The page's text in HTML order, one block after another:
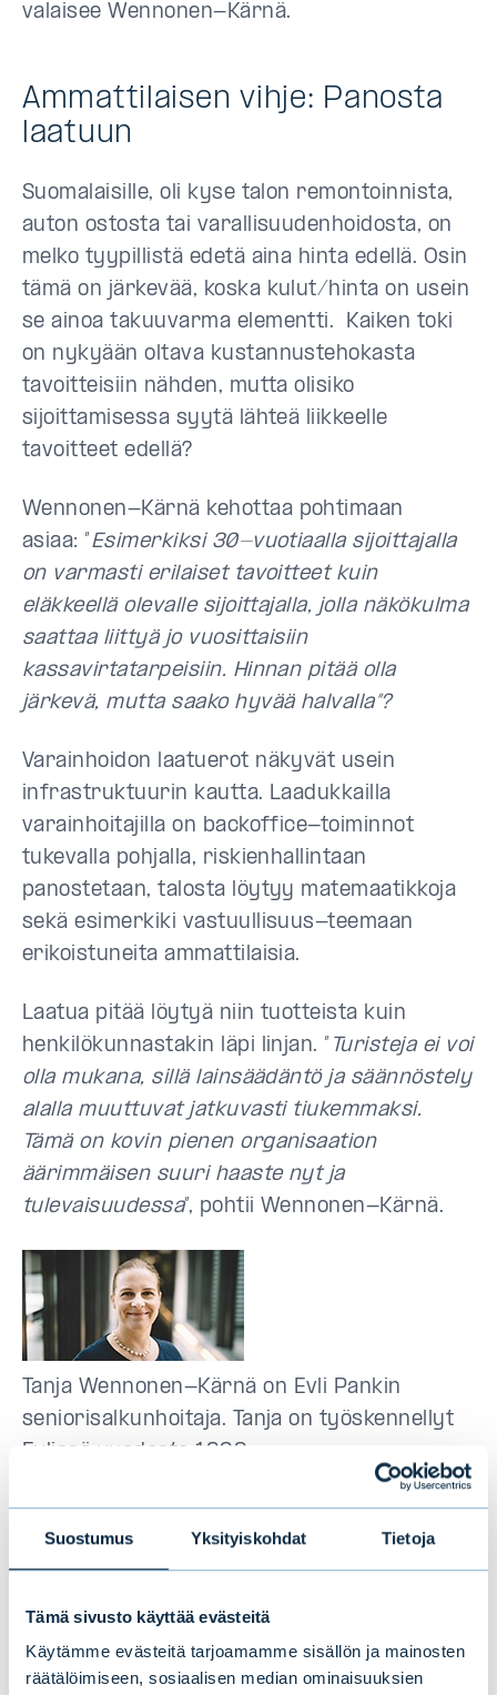
Suostumus Yksityiskohdat Tietoja
Tämä sivusto käyttää evästeitä
Käytämme evästeitä tarjoamamme sisällön ja mainosten
räätälöimiseen, sosiaalisen median ominaisuuksien
valaisee Wennonen-Kärnä.
Ammattilaisen vihje: Panosta
laatuun
Suomalaisille, oli kyse talon remontoinnista,
auton ostosta tai varallisuudenhoidosta, on
melko tyypillistä edetä aina hinta edellä. Osin
tämä on järkevää, koska kulut/hinta on usein
se ainoa takuuvarma elementti. Kaiken toki
on nykyään oltava kustannustehokasta
tavoitteisiin nähden, mutta olisiko
sijoittamisessa syytä lähteä liikkeelle
tavoitteet edellä?
Wennonen-Kärnä kehottaa pohtimaan
asiaa: ”Esimerkiksi 30-vuotiaalla sijoittajalla
on varmasti erilaiset tavoitteet kuin
eläkkeellä olevalle sijoittajalla, jolla näkökulma
saattaa liittyä jo vuosittaisiin
kassavirtatarpeisiin. Hinnan pitää olla
järkevä, mutta saako hyvää halvalla”?
Varainhoidon laatuerot näkyvät usein
infrastruktuurin kautta. Laadukkailla
varainhoitajilla on backoffice-toiminnot
tukevalla pohjalla, riskienhallintaan
panostetaan, talosta löytyy matemaatikkoja
sekä esimerkiki vastuullisuus-teemaan
erikoistuneita ammattilaisia.
Laatua pitää löytyä niin tuotteista kuin
henkilökunnastakin läpi linjan. ” Turisteja ei voi
olla mukana, sillä lainsäädäntö ja säännöstely
alalla muuttuvat jatkuvasti tiukemmaksi.
Tämä on kovin pienen organisaation
äärimmäisen suuri haaste nyt ja
tulevaisuudessa”, pohtii Wennonen-Kärnä.
Tanja Wennonen-Kärnä on Evli Pankin
seniorisalkunhoitaja. Tanja on työskennellyt
Evlissä vuodesta 1999.
Euromoney palkitsi Evlin palvelut varakkaille
yksityishenkilöille, digitaalisen
asiakaskokemuksen sekä varainhoidon
tutkimuksen ja pääomien allokoinnin Suomen
Wealth Management 2018 -tutkimus).